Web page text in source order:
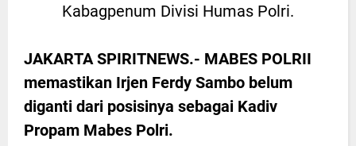
Kabagpenum Divisi Humas Polri.
JAKARTA SPIRITNEWS.- MABES POLRII
memastikan Irjen Ferdy Sambo belum
diganti dari posisinya sebagai Kadiv
Propam Mabes Polri.